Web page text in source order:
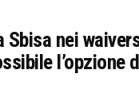
Sbisa nei
l’opzione